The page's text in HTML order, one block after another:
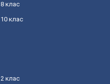
8 клас
10 клас
2 клас